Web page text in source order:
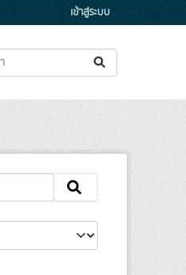
เข้าสู่ระบบ